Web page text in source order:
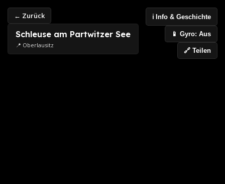
← Zurück
Schleuse am Partwitzer See
📍 Oberlausitz
ℹ️ Info & Geschichte
📱 Gyro: Aus
🔗 Teilen